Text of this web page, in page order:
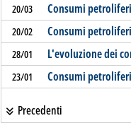
20/03 Consumi
20/02 Consumi
28/01 L'evoluzione dei
23/01 Consumi
Precedenti